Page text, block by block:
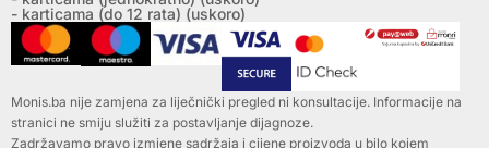
- karticama (do 12 rata) (uskoro)
Monis.ba nije zamjena za liječnički pregled ni konsultacije. Informacije na
stranici ne smiju služiti za postavljanje dijagnoze.
Zadržavamo pravo izmjene sadržaja i cijene proizvoda u bilo kojem